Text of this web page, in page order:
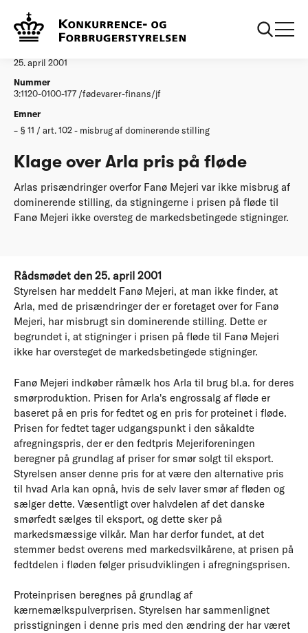
Afgørelser
25. april 2001
Nummer
3:1120-0100-177 /fødevarer-finans/jf
Emner
§ 11 / art. 102 - misbrug af dominerende stilling
Klage over Arla pris på fløde
Arlas prisændringer overfor Fanø Mejeri var ikke misbrug af
dominerende stilling, da stigningerne i prisen på fløde til
Fanø Mejeri ikke oversteg de markedsbetingede stigninger.
Rådsmødet den 25. april 2001
Styrelsen har meddelt Fanø Mejeri, at man ikke finder, at
Arla, med de prisændringer der er foretaget over for Fanø
Mejeri, har misbrugt sin dominerende stilling. Dette er
begrundet i, at stigninger i prisen på fløde til Fanø Mejeri
ikke har oversteget de markedsbetingede stigninger.
Fanø Mejeri indkøber råmælk hos Arla til brug bl.a. for deres
smørproduktion. Prisen for Arla's engrossalg af fløde er
baseret på en pris for fedtet og en pris for proteinet i fløde.
Prisen for fedtet tager udgangspunkt i den såkaldte
afregningspris, der er den fedtpris Mejeriforeningen
beregner på grundlag af priser for smør solgt til eksport.
Styrelsen anser denne pris for at være den alternative pris
til hvad Arla kan opnå, hvis de selv laver smør af fløden og
sælger dette. Væsentligt over halvdelen af det danske
smørfedt sælges til eksport, og dette sker på
markedsmæssige vilkår. Man har derfor fundet, at det
stemmer bedst overens med markedsvilkårene, at prisen på
fedtdelen i fløden følger prisudviklingen i afregningsprisen.
Proteinprisen beregnes på grundlag af
kærnemælkspulverprisen. Styrelsen har sammenlignet
prisstigningen i denne pris med den ændring der har været